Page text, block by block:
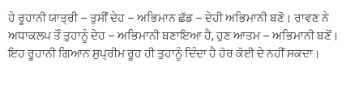
ਹੇ ਰੂਹਾਨੀ ਯਾਤ੍ਰੀ – ਤੁਸੀਂ ਦੇਹ – ਅਭਿਮਾਨ ਛੱਡ – ਦੇਹੀ ਅਭਿਮਾਨੀ ਬਣੋ। ਰਾਵਣ ਨੇ
ਅਧਾਕਲਪ ਤੋੰ ਤੁਹਾਨੂੰ ਦੇਹ – ਅਭਿਮਾਨੀ ਬਣਾਇਆ ਹੈ, ਹੁਣ ਆਤਮ – ਅਭਿਮਾਨੀ ਬਣੋਂ।
ਇਹ ਰੂਹਾਨੀ ਗਿਆਨ ਸੁਪ੍ਰੀਮ ਰੂਹ ਹੀ ਤੁਹਾਨੂੰ ਦਿੰਦਾ ਹੈ ਹੋਰ ਕੋਈ ਦੇ ਨਹੀਂ ਸਕਦਾ।